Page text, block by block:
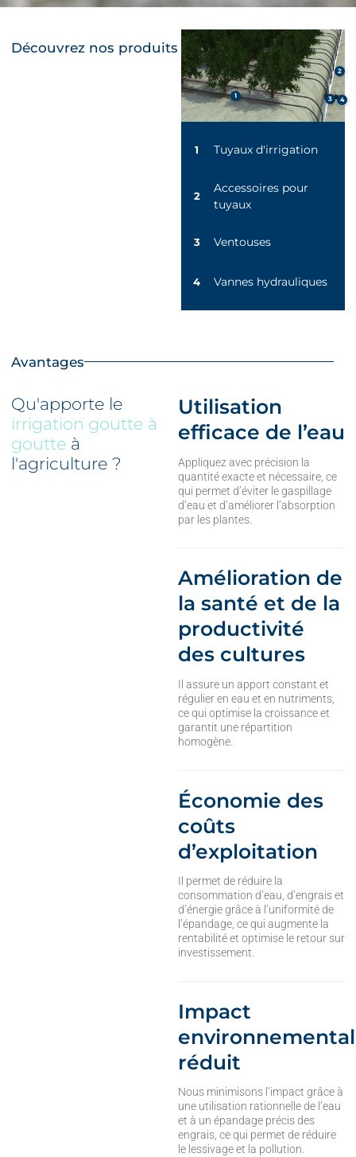
Découvrez nos produits
1 Tuyaux d'irrigation
2
Accessoires pour
tuyaux
3 Ventouses
4 Vannes hydrauliques
1
2
3 4
Avantages
Qu'apporte le
irrigation goutte à
goutte à
l'agriculture ?
Utilisation
efficace de l’eau
Appliquez avec précision la
quantité exacte et nécessaire, ce
qui permet d’éviter le gaspillage
d’eau et d’améliorer l’absorption
par les plantes.
Amélioration de
la santé et de la
productivité
des cultures
Il assure un apport constant et
régulier en eau et en nutriments,
ce qui optimise la croissance et
garantit une répartition
homogène.
Économie des
coûts
d’exploitation
Il permet de réduire la
consommation d’eau, d’engrais et
d’énergie grâce à l’uniformité de
l’épandage, ce qui augmente la
rentabilité et optimise le retour sur
investissement.
Impact
environnemental
réduit
Nous minimisons l’impact grâce à
une utilisation rationnelle de l’eau
et à un épandage précis des
engrais, ce qui permet de réduire
le lessivage et la pollution.